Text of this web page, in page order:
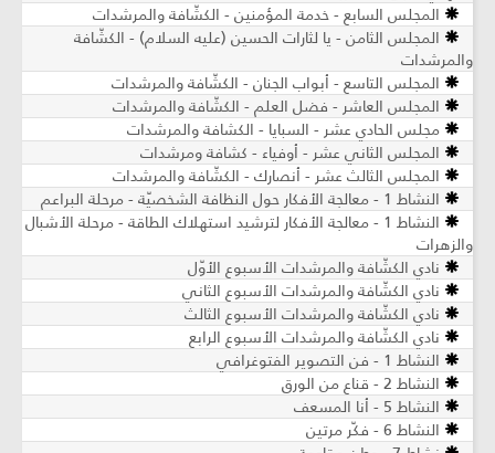
المجلس السابع - خدمة المؤمنين - الكشّافة والمرشدات
المجلس الثامن - يا لثارات الحسين (عليه السلام) - الكشّافة
والمرشدات
المجلس التاسع - أبواب الجنان - الكشّافة والمرشدات
المجلس العاشر - فضل العلم - الكشّافة والمرشدات
مجلس الحادي عشر - السبايا - الكشافة والمرشدات
المجلس الثاني عشر - أوفياء - كشافة ومرشدات
المجلس الثالث عشر - أنصارك - الكشّافة والمرشدات
النشاط 1 - معالجة الأفكار حول النظافة الشخصيّة - مرحلة البراعم
النشاط 1 - معالجة الأفكار لترشيد استهلاك الطاقة - مرحلة الأشبال
والزهرات
نادي الكشّافة والمرشدات الأسبوع الأوّل
نادي الكشّافة والمرشدات الأسبوع الثاني
نادي الكشّافة والمرشدات الأسبوع الثالث
نادي الكشّافة والمرشدات الأسبوع الرابع
النشاط 1 - فن التصوير الفتوغرافي
النشاط 2 - قناع من الورق
النشاط 5 - أنا المسعف
النشاط 6 - فكّر مرتين